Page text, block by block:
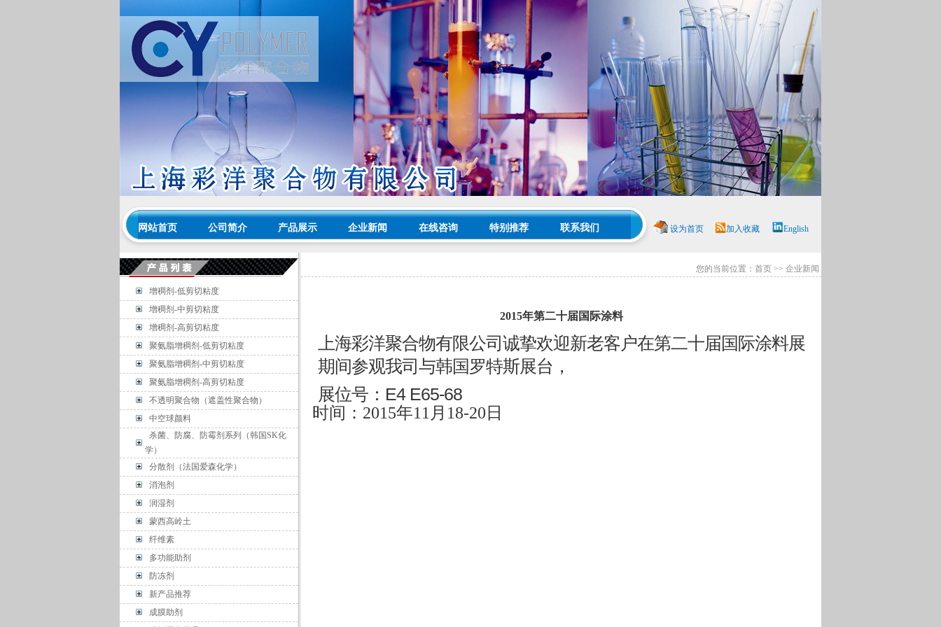
网站首页 公司简介 产品展示 企业新闻 在线咨询 特别推荐 联系我们 设为首页 加入收藏 English
增稠剂-低剪切粘度
增稠剂-中剪切粘度
增稠剂-高剪切粘度
聚氨脂增稠剂-低剪切粘度
聚氨脂增稠剂-中剪切粘度
聚氨脂增稠剂-高剪切粘度
不透明聚合物（遮盖性聚合物）
中空球颜料
杀菌、防腐、防霉剂系列（韩国SK化
学）
分散剂（法国爱森化学）
消泡剂
润湿剂
蒙西高岭土
纤维素
多功能助剂
防冻剂
新产品推荐
成膜助剂
您的当前位置：首页 >> 企业新闻
2015年第二十届国际涂料
上海彩洋聚合物有限公司诚挚欢迎新老客户在第二十届国际涂料展
期间参观我司与韩国罗特斯展台，
展位号：E4 E65-68
时间：2015年11月18-20日